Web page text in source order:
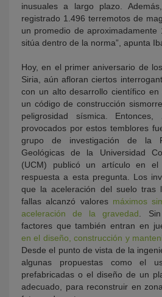
inusuales a largo plazo.
registrado 1.496 terremotos de
un promedio de aproximadamente
sitúa dentro de la norma”, apunta
Hoy, en el primer aniversario de
Siria, aún afloran ciertos
con un alto desarrollo científico
un código de construcción
peligrosidad sísmica.
provocados por estos temblores
grupo de investigación de la
Geológicas de la Universidad
(UCM) publicó un artículo en
respuesta a esta pregunta. Los
que la aceleración del suelo tras
fallas alcanzó valoresmáximos
aceleración de la gravedad. Sin
factores que también entran en
en el diseño, construcción y
Desde el punto de vista de la
algunas propuestas como el
prefabricadas o el diseño de un
adecuado, para reconstruir en